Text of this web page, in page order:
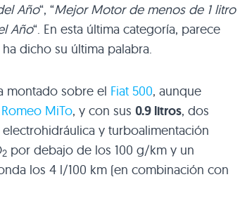
Año“, “Mejor Motor de menos de 1 litro
Año“. En esta última categoría, parece
dicho su última palabra.
montado sobre el Fiat 500, aunque
MiTo, y con sus 0.9 litros, dos
y turboalimentación
2 por debajo de los 100 g/km y un
los 4 l/100 km (en combinación con